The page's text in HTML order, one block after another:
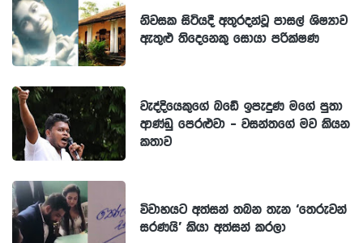
නිවසක සිටියදී අතුරදන්වූ පාසල් ශිෂ්‍යාව
ඇතුළු තිදෙනෙකු සොයා පරික්ෂණ
වැද්දියෙකුගේ බඩේ ඉපැදුණ මගේ පුතා
ආණ්ඩු පෙරළුවා - වසන්තගේ මව කියන
කතාව
විවාහයට අත්සන් තබන තැන ‘තෙරුවන්
සරණයි’ කියා අත්සන් කරලා